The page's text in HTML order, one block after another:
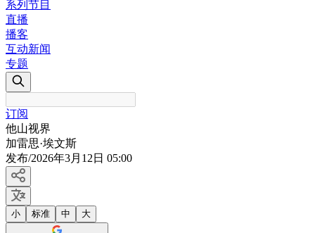
系列节目
直播
播客
互动新闻
专题
订阅
他山视界
加雷思·埃文斯
发布/2026年3月12日 05:00
小 标准 中 大